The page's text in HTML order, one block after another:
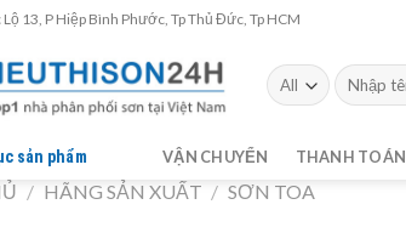
13, P Hiệp Bình Phước, Tp Thủ Đức, Tp HCM
Tìm
kiếm:
sản phẩm VẬN CHUYỂN THANH TOÁN
/ HÃNG SẢN XUẤT / SƠN TOA